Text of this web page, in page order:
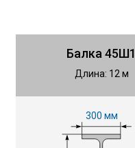
Балка 45Ш1
Длина: 12 м
300 мм